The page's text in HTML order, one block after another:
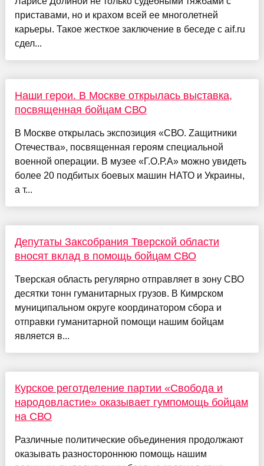
приставами, но и крахом всей ее многолетней
карьеры. Такое жесткое заключение в беседе с aif.ru
сдел...
Наши герои. В Москве открылась выставка,
посвященная бойцам СВО
В Москве открылась экспозиция «СВО. Zащитники
Отечества», посвященная героям специальной
военной операции. В музее «Г.О.Р.А» можно увидеть
более 20 подбитых боевых машин НАТО и Украины,
а т...
Депутаты Заксобрания Тверской области
вносят вклад в помощь бойцам СВО
Тверская область регулярно отправляет в зону СВО
десятки тонн гуманитарных грузов. В Кимрском
муниципальном округе координатором сбора и
отправки гуманитарной помощи нашим бойцам
является в...
Курское реготделение партии «Свобода и
народовластие» оказывает гумпомощь бойцам
на СВО
Различные политические объединения продолжают
оказывать разностороннюю помощь нашим